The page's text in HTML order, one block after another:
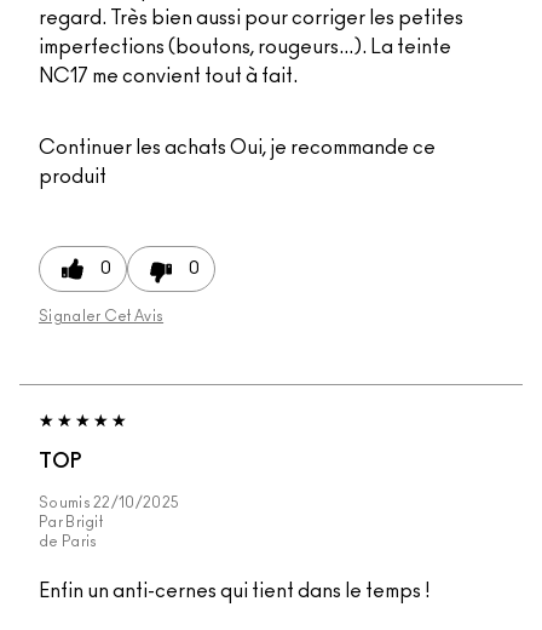
regard. Très bien aussi pour corriger les petites
imperfections (boutons, rougeurs...). La teinte
NC17 me convient tout à fait.
Continuer les achats Oui, je recommande ce
produit
0 0
Signaler Cet Avis
TOP
Soumis 22/10/2025
Par Brigit
de Paris
Enfin un anti-cernes qui tient dans le temps !